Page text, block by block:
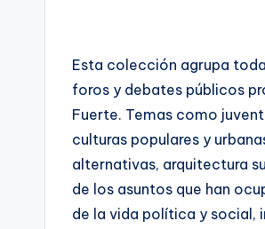
Esta colección agrupa
foros y debates públicos
Fuerte. Temas como
culturas populares y
alternativas, arquitectura
de los asuntos que han
de la vida política y social,